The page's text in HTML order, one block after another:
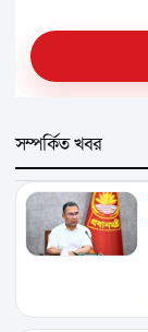
সম্পর্কিত খবর